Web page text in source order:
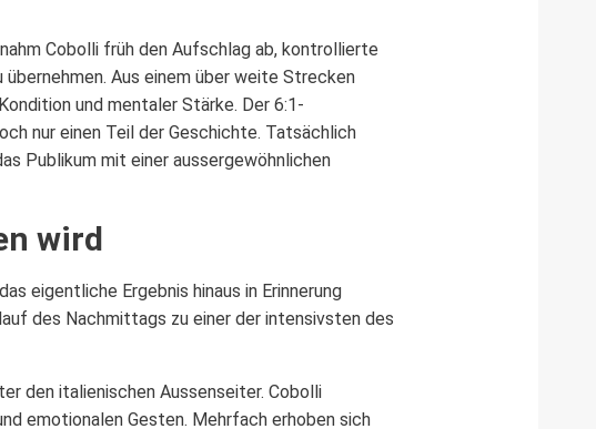
Cobolli früh den Aufschlag ab, kontrollierte
Aus einem über weite Strecken
und mentaler Stärke. Der 6:1-
nur einen Teil der Geschichte. Tatsächlich
Publikum mit einer aussergewöhnlichen
wird
eigentliche Ergebnis hinaus in Erinnerung
des Nachmittags zu einer der intensivsten des
den italienischen Aussenseiter. Cobolli
emotionalen Gesten. Mehrfach erhoben sich